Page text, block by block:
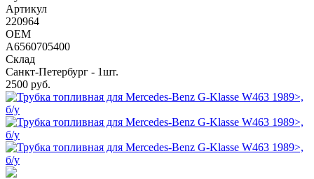
Артикул
220964
OEM
A6560705400
Склад
Санкт-Петербург - 1шт.
2500 руб.